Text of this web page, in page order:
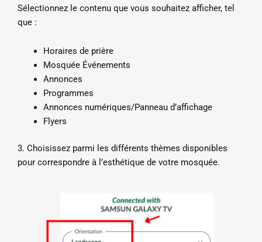
Sélectionnez le contenu que vous souhaitez afficher, tel
que :
Horaires de prière
Mosquée Événements
Annonces
Programmes
Annonces numériques/Panneau d’affichage
Flyers
3. Choisissez parmi les différents thèmes disponibles
pour correspondre à l’esthétique de votre mosquée.